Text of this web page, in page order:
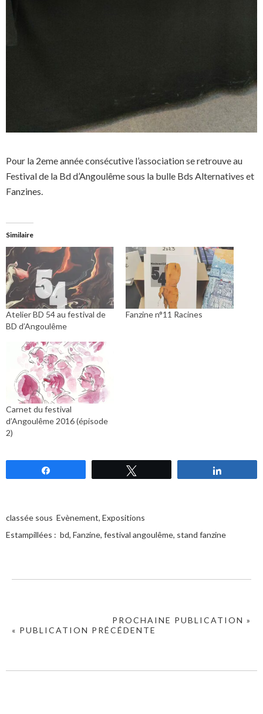
Pour la 2eme année consécutive l’association se retrouve au
Festival de la Bd d’Angoulême sous la bulle Bds Alternatives et
Fanzines.
Similaire
Atelier BD 54 au festival de
BD d’Angoulême
Fanzine n°11 Racines
Carnet du festival
d’Angoulême 2016 (épisode
2)
classée sous Evènement, Expositions
Estampillées : bd, Fanzine, festival angoulême, stand fanzine
PROCHAINE PUBLICATION »
« PUBLICATION PRÉCÉDENTE